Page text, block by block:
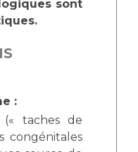
sont
:
(« taches de
congénitales